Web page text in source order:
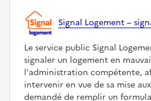
Signal Logement –
Le service public Signal
signaler un logement en
l'administration compétente,
intervenir en vue de sa mise
demandé de remplir un